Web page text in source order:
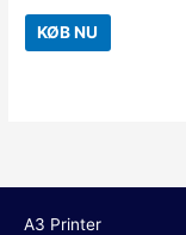
KØB NU
A3 Printer